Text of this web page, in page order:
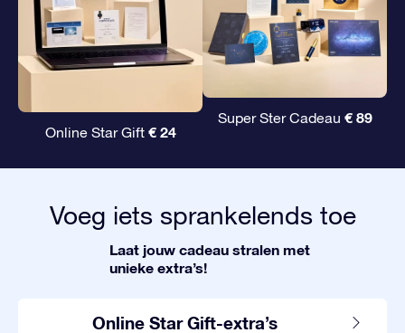
Online Star Gift € 24
Super Ster Cadeau € 89
Voeg iets sprankelends toe
Laat jouw cadeau stralen met
unieke extra’s!
Online Star Gift-extra’s